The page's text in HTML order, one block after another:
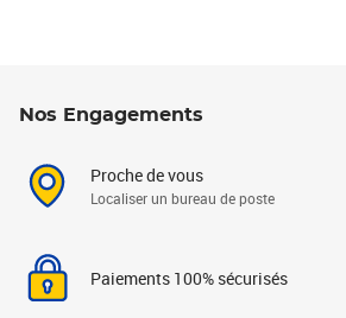
Nos Engagements
Proche de vous
Localiser un bureau de poste
Paiements 100% sécurisés